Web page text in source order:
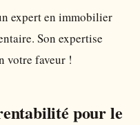
expert en immobilier
Son expertise
votre faveur !
pour le